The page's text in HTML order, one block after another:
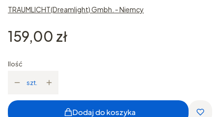
TRAUMLICHT(Dreamlight) Gmbh. - Niemcy
Cena
159,00 zł
Ilość
szt.
Dodaj do koszyka